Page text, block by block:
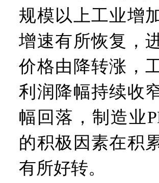
规模以上工业增
增速有所恢复，
价格由降转涨，
利润降幅持续收
幅回落，制造业
的积极因素在积
有所好转。